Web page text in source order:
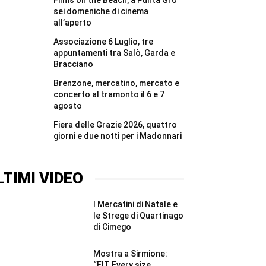
#Shorts
bunker
#Shorts
sei domeniche di cinema
all’aperto
Associazione 6 Luglio, tre
appuntamenti tra Salò, Garda e
Bracciano
Brenzone, mercatino, mercato e
concerto al tramonto il 6 e 7
agosto
Fiera delle Grazie 2026, quattro
giorni e due notti per i Madonnari
VIDEO
I Mercatini di Natale e
le Strege di Quartinago
di Cimego
Mostra a Sirmione: